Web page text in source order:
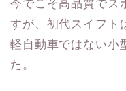
今でこそ高品質でス
すが、初代スイフト
軽自動車ではない小
た。